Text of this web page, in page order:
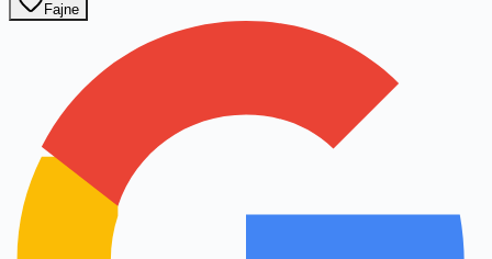
Fajne